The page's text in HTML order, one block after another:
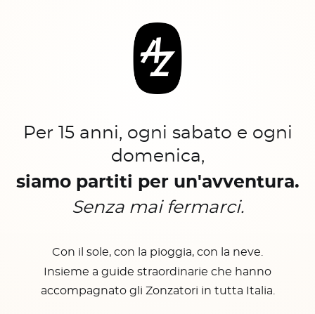
Per 15 anni, ogni sabato e ogni
domenica,
siamo partiti per un'avventura.
Senza mai fermarci.
Con il sole, con la pioggia, con la neve.
Insieme a guide straordinarie che hanno
accompagnato gli Zonzatori in tutta Italia.